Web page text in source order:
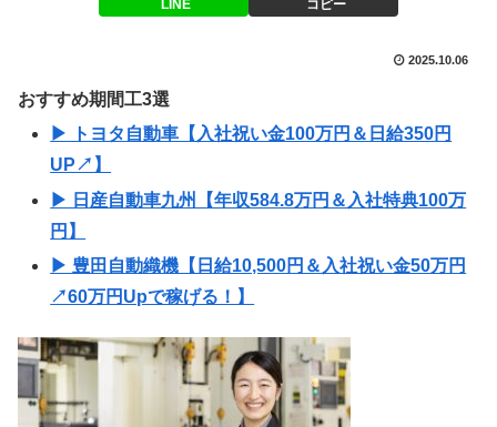
LINE コピー
2025.10.06
おすすめ期間工3選
▶ トヨタ自動車【入社祝い金100万円＆日給350円
UP↗】
▶ 日産自動車九州【年収584.8万円＆入社特典100万
円】
▶ 豊田自動織機【日給10,500円＆入社祝い金50万円
↗60万円Upで稼げる！】